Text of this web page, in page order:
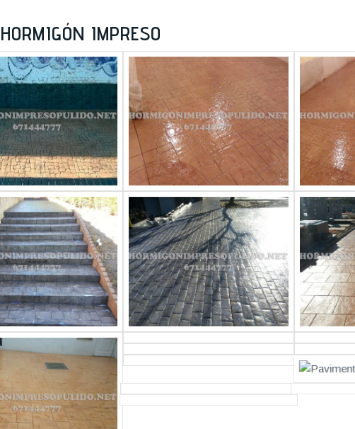
IMPRESO